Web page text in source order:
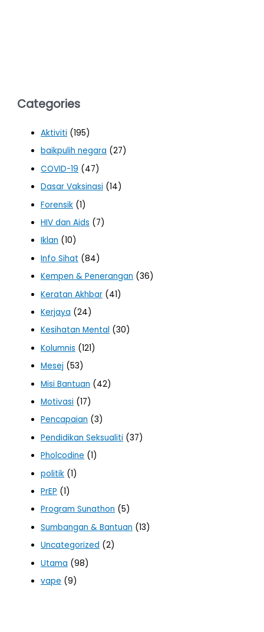
Categories
Aktiviti (195)
baikpulih negara (27)
COVID-19 (47)
Dasar Vaksinasi (14)
Forensik (1)
HIV dan Aids (7)
Iklan (10)
Info Sihat (84)
Kempen & Penerangan (36)
Keratan Akhbar (41)
Kerjaya (24)
Kesihatan Mental (30)
Kolumnis (121)
Mesej (53)
Misi Bantuan (42)
Motivasi (17)
Pencapaian (3)
Pendidikan Seksualiti (37)
Pholcodine (1)
politik (1)
PrEP (1)
Program Sunathon (5)
Sumbangan & Bantuan (13)
Uncategorized (2)
Utama (98)
vape (9)